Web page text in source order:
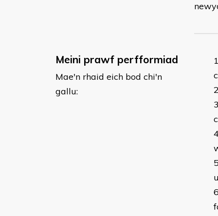
Meini prawf perfformiad
Mae'n rhaid eich bod chi'n
gallu: